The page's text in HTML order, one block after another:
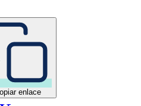
enlace